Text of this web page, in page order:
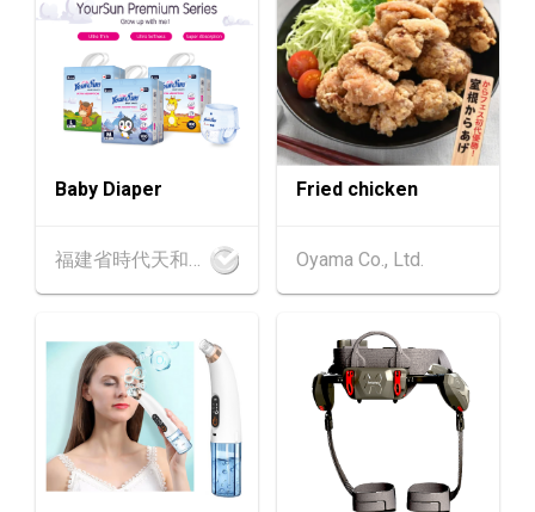
25-27
AUG
中國內地
25.08.2026 - 27.08.2026
中國國際紡織⾯料及輔料（秋冬）博覽會 (202
6年8月25至27日)
1-5
香港
01.09.2026 - 05.09.2026
國際名表薈萃 2026 (香港會議展覽中心)
SEP
心)
SEP
香港國際時尚匯展 2026 (香港會議展覽中心)
9-10
SEP
香港
09.09.2026 - 10.09.2026
一帶一路高峰論壇2026
09.09.2026
Baby Diaper Fried chicken
Oyama Co., Ltd.